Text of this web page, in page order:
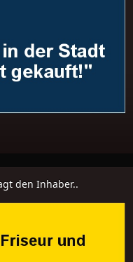
den Inhaber..